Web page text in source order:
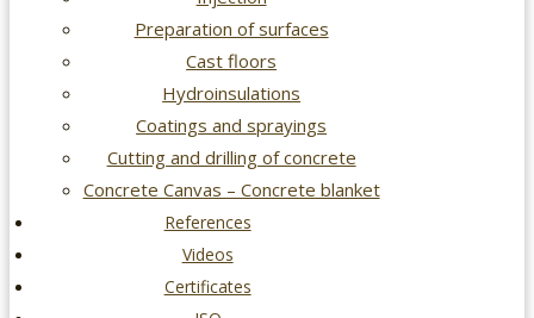
Preparation of surfaces
Cast floors
Hydroinsulations
Coatings and sprayings
Cutting and drilling of concrete
Concrete Canvas – Concrete blanket
References
Videos
Certificates